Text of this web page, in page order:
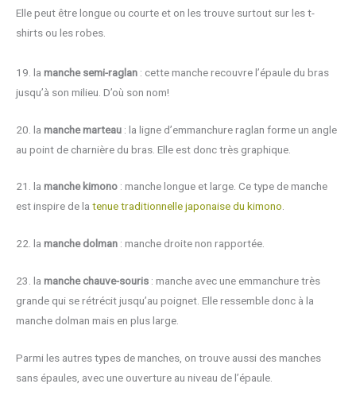
Elle peut être longue ou courte et on les trouve surtout sur les t-
shirts ou les robes.
19. la manche semi-raglan : cette manche recouvre l’épaule du bras
jusqu’à son milieu. D’où son nom!
20. la manche marteau : la ligne d’emmanchure raglan forme un angle
au point de charnière du bras. Elle est donc très graphique.
21. la manche kimono : manche longue et large. Ce type de manche
est inspire de la tenue traditionnelle japonaise du kimono.
22. la manche dolman : manche droite non rapportée.
23. la manche chauve-souris : manche avec une emmanchure très
grande qui se rétrécit jusqu’au poignet. Elle ressemble donc à la
manche dolman mais en plus large.
Parmi les autres types de manches, on trouve aussi des manches
sans épaules, avec une ouverture au niveau de l’épaule.